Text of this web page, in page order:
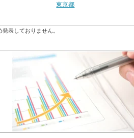
東京都
表しておりません。